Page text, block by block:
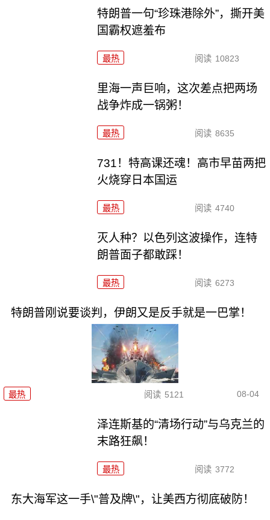
特朗普一句“珍珠港除外”，撕开美
国霸权遮羞布
最热 阅读 10823
里海一声巨响，这次差点把两场
战争炸成一锅粥！
最热 阅读 8635
731！特高课还魂！高市早苗两把
火烧穿日本国运
最热 阅读 4740
灭人种？以色列这波操作，连特
朗普面子都敢踩！
最热 阅读 6273
特朗普刚说要谈判，伊朗又是反手就是一巴掌！
最热 阅读 5121 08-04
泽连斯基的“清场行动”与乌克兰的
末路狂飙！
最热 阅读 3772
东大海军这一手\"普及牌\"，让美西方彻底破防！